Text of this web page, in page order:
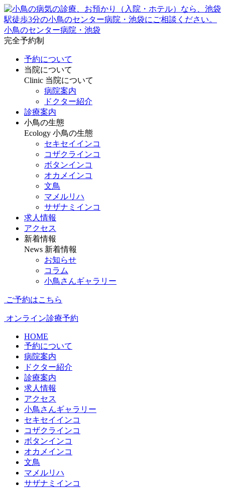
小鳥のセンター病院・池袋
完全予約制
予約について
当院について
Clinic 当院について
病院案内
ドクター紹介
診療案内
小鳥の生態
Ecology 小鳥の生態
セキセイインコ
コザクラインコ
ボタンインコ
オカメインコ
文鳥
マメルリハ
サザナミインコ
求人情報
アクセス
新着情報
News 新着情報
お知らせ
コラム
小鳥さんギャラリー
ご予約はこちら
オンライン診療予約
HOME
予約について
病院案内
ドクター紹介
診療案内
求人情報
アクセス
小鳥さんギャラリー
セキセイインコ
コザクラインコ
ボタンインコ
オカメインコ
文鳥
マメルリハ
サザナミインコ